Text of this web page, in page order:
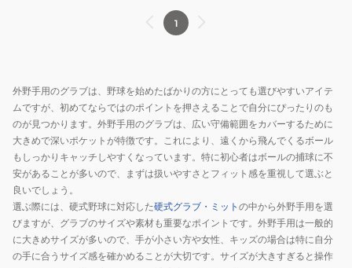
Y795
GH6PRY795-
一
般
プ
ロ
プ
リ
ウ
ィ
ザ
ー
グ
ロ
般
プ
ロ
プ
リ
ィ
ザ
ー
1
外野手用のグラブは、野球を始めたばかりの方にとっても選びやすいアイテ
ムですが、初めてならではのポイントを押さえることで自分にぴったりのも
のが見つかります。外野手用のグラブは、広い守備範囲をカバーするために
大きめで深いポケットが特徴です。これにより、遠くから飛んでくるボール
もしっかりキャッチしやすくなっています。特に初心者はボールの捕球に不
安があることが多いので、まずは扱いやすさとフィット感を重視して選ぶと
良いでしょう。
選ぶ際には、硬式野球に対応した硬式グラブ・ミット の中から外野手用を選
びますが、グラブのサイズや素材も重要なポイントです。外野手用は一般的
に大きめサイズが多いので、手が小さい方や女性、キッズの場合は特に自分
の手に合うサイズ感を確かめることが大切です。サイズが大きすぎると操作